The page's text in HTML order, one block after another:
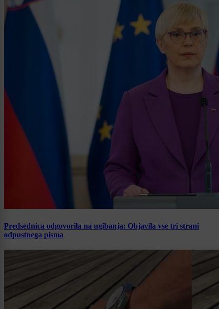
Predsednica odgovorila na ugibanja: Objavila vse tri strani
odpustnega pisma